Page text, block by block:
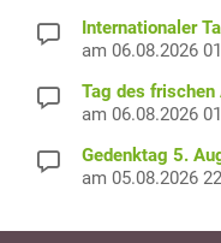
Internationaler
am 06.08.2026
Tag des frischen
am 06.08.2026
Gedenktag 5.
am 05.08.2026